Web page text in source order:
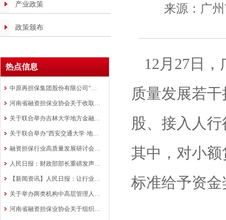
产业政策
政策颁布
热点信息
中原再担保集团股份有限公司“银担共审”批量业务模式在全国推广
河南省融资担保业协会关于收取会费的通知
关于联合举办吉林大学地方金融组织 高质量发展研修班的通知
关于联合举办“西安交通大学·地方金融 行业中高层管理人员研修班”的通知
融资担保行业高质量发展研讨会在洛阳成功举办
人民日报：财政部部长重磅发声！ 融资担保是政策工具
【新闻资讯】人民日报：让行业协会走向前台
关于举办两类机构中高层管理人员培训班的通知
河南省融资担保业协会关于组织举办全省融资担保行业知识竞赛的预通知
来源： 广
12月27日
质量发展若
股、接入人
其中，对小
标准给予资金